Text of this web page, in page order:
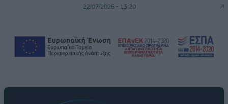
22/07/2026 - 13:20